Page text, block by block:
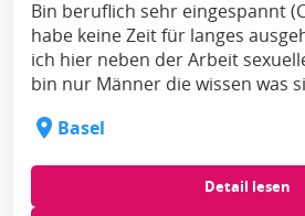
Bin beruflich sehr eingespannt (Chefsekretärin) und
habe keine Zeit für langes
ich hier neben der Arbeit
bin nur Männer die wissen was
Basel
Detail lesen